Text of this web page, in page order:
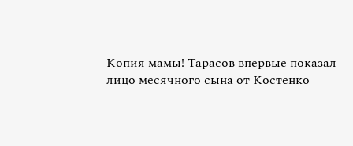
Копия мамы! Тарасов впервые показал
лицо месячного сына от Костенко